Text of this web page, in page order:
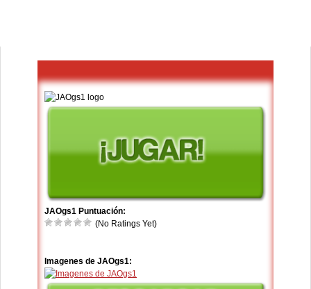
JAOgs1 Puntuación:
(No Ratings Yet)
Imagenes de JAOgs1: